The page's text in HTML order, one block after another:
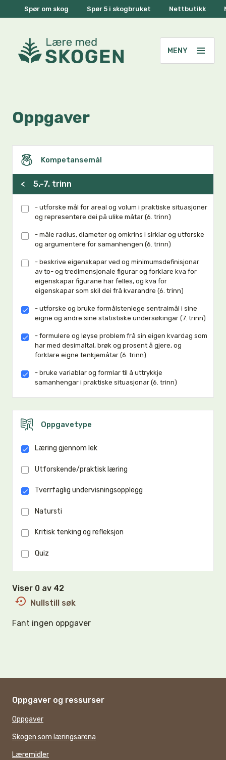
Spør om skog Spør 5 i skogbruket Nettbutikk
Oppgaver
Kompetansemål
< 5.-7. trinn
- utforske mål for areal og volum i praktiske situasjoner
og representere dei på ulike måtar (6. trinn)
- måle radius, diameter og omkrins i sirklar og utforske
og argumentere for samanhengen (6. trinn)
- beskrive eigenskapar ved og minimumsdefinisjonar
av to- og tredimensjonale figurar og forklare kva for
eigenskapar figurane har felles, og kva for
eigenskapar som skil dei frå kvarandre (6. trinn)
- utforske og bruke formålstenlege sentralmål i sine
eigne og andre sine statistiske undersøkingar (7. trinn)
- formulere og løyse problem frå sin eigen kvardag som
har med desimaltal, brøk og prosent å gjere, og
forklare eigne tenkjemåtar (6. trinn)
- bruke variablar og formlar til å uttrykkje
samanhengar i praktiske situasjonar (6. trinn)
Oppgavetype
Læring gjennom lek
Utforskende/praktisk læring
Tverrfaglig undervisningsopplegg
Natursti
Kritisk tenking og refleksjon
Quiz
Viser 0 av 42
Nullstill søk
Fant ingen oppgaver
Oppgaver og ressurser
Oppgaver
Skogen som læringsarena
Læremidler